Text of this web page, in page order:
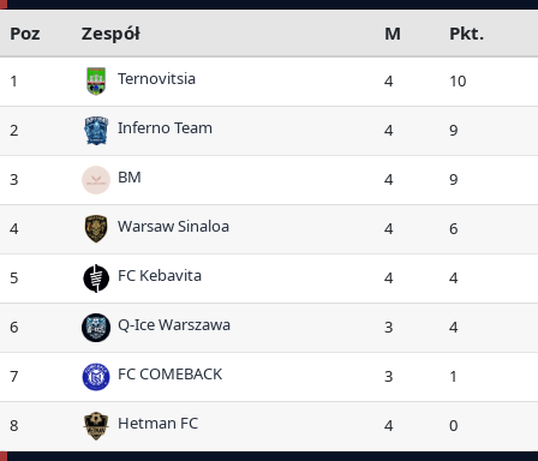
Poz Zespół M Pkt.
1 Ternovitsia 4 10
2 Inferno Team 4 9
3 BM 4 9
4 Warsaw Sinaloa 4 6
5 FC Kebavita 4 4
6 Q-Ice Warszawa 3 4
7 FC COMEBACK 3 1
8 Hetman FC 4 0